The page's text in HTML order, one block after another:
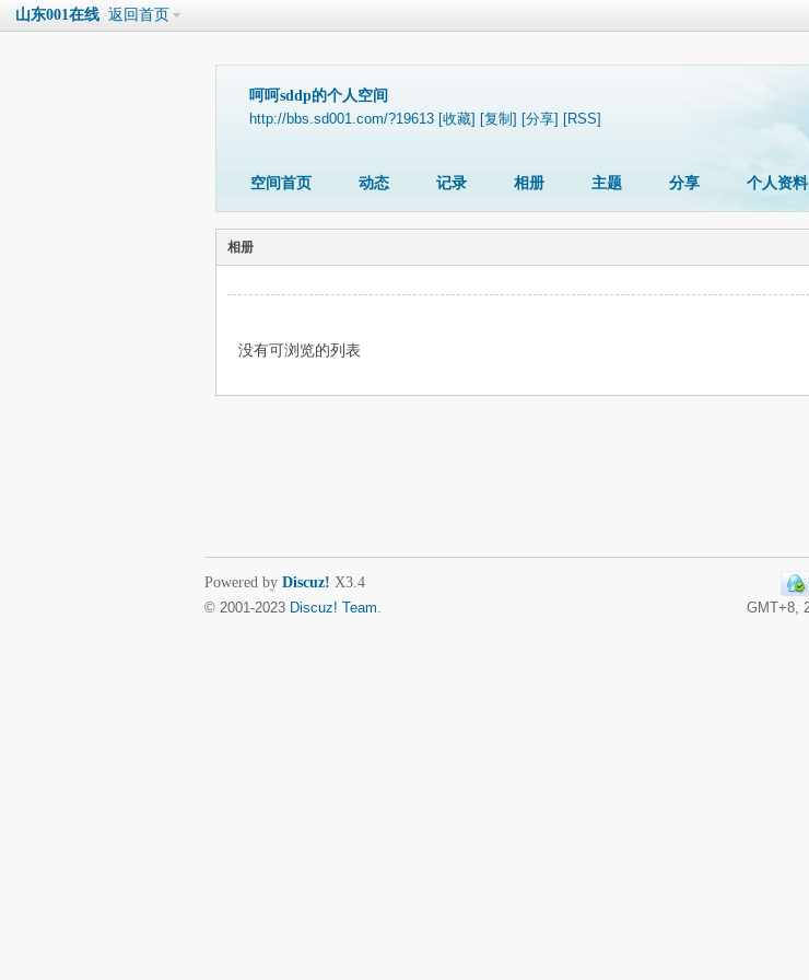
山东001在线 返回首页
呵呵sddp的个人空间
http://bbs.sd001.com/?19613 [收藏] [复制] [分享] [RSS]
空间首页 动态 记录 相册 主题 分享 个人资料
相册
没有可浏览的列表
GMT+8,
Powered by Discuz! X3.4
© 2001-2023 Discuz! Team.